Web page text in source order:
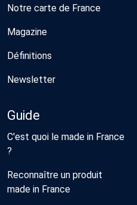
Notre carte de France
Magazine
Définitions
Newsletter
Guide
C'est quoi le made in France
?
Reconnaître un produit
made in France